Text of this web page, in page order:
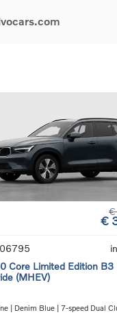
auto's
auto's
Onderhoud &
Overname van uw
Volvo Support
Garantie
24/7
€
€
Core Limited Edition B3
(MHEV)
| Denim Blue | 7-speed Dual